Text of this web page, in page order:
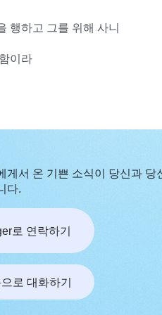
행하고 그를 위해 사니
이라
생 살 수 있으니
받아 삶의 가치 알게 된 것은
어 주어
게서 온 기쁜 소식이 당신과 당
다.
로 연락하기
로 대화하기